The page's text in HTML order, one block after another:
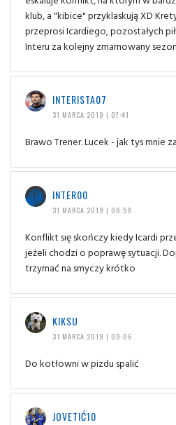
klub, a "kibice" przyklaskują XD
przeprosi Icardiego, pozostałych
Interu za kolejny zmarnowany
INTERISTA07
31 MARCA 2019 | 07:41
Brawo Trener. Lucek - jak tys mnie
INTER00
31 MARCA 2019 | 08:59
Konflikt się skończy kiedy Icardi
jeżeli chodzi o poprawę sytuacji.
trzymać na smyczy krótko
KIKSU
31 MARCA 2019 | 09:06
Do kotłowni w pizdu spalić
JOVETIĆ10